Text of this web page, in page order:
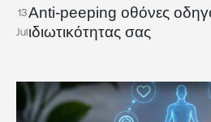
13
Jul
Anti-peeping οθόνες
ιδιωτικότητας σας